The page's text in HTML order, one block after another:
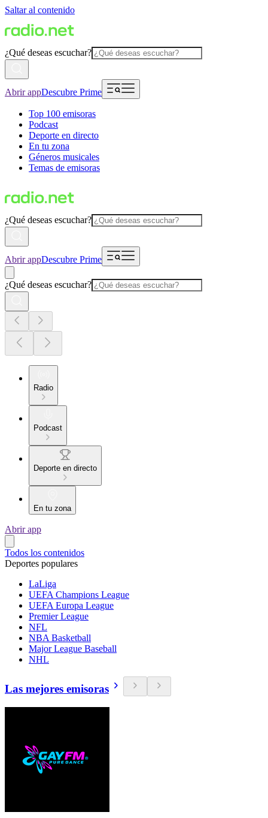
Saltar al contenido
¿Qué deseas escuchar?
Abrir appDescubre Prime
Top 100 emisoras
Podcast
Deporte en directo
En tu zona
Géneros musicales
Temas de emisoras
¿Qué deseas escuchar?
Abrir appDescubre Prime
¿Qué deseas escuchar?
Radio
Podcast
Deporte en directo
En tu zona
Abrir app
Todos los contenidos
Deportes populares
LaLiga
UEFA Champions League
UEFA Europa League
Premier League
NFL
NBA Basketball
Major League Baseball
NHL
Las mejores emisoras